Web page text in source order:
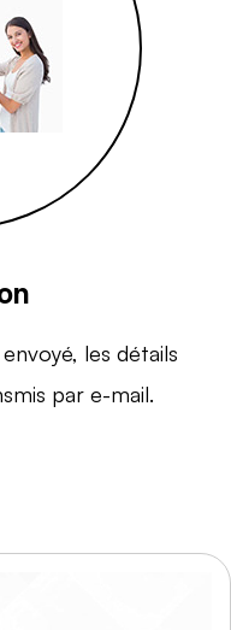
les détails
par e-mail.